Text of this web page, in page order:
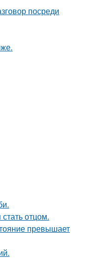
посреди
отцом.
превышает